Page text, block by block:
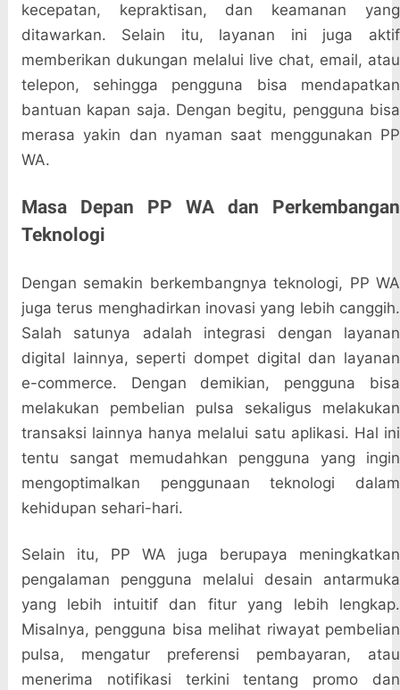
kecepatan, kepraktisan, dan keamanan yang
ditawarkan. Selain itu, layanan ini juga aktif
memberikan dukungan melalui live chat, email, atau
telepon, sehingga pengguna bisa mendapatkan
bantuan kapan saja. Dengan begitu, pengguna bisa
merasa yakin dan nyaman saat menggunakan PP
WA.
Masa Depan PP WA dan Perkembangan
Teknologi
Dengan semakin berkembangnya teknologi, PP WA
juga terus menghadirkan inovasi yang lebih canggih.
Salah satunya adalah integrasi dengan layanan
digital lainnya, seperti dompet digital dan layanan
e-commerce. Dengan demikian, pengguna bisa
melakukan pembelian pulsa sekaligus melakukan
transaksi lainnya hanya melalui satu aplikasi. Hal ini
tentu sangat memudahkan pengguna yang ingin
mengoptimalkan penggunaan teknologi dalam
kehidupan sehari-hari.
Selain itu, PP WA juga berupaya meningkatkan
pengalaman pengguna melalui desain antarmuka
yang lebih intuitif dan fitur yang lebih lengkap.
Misalnya, pengguna bisa melihat riwayat pembelian
pulsa, mengatur preferensi pembayaran, atau
menerima notifikasi terkini tentang promo dan